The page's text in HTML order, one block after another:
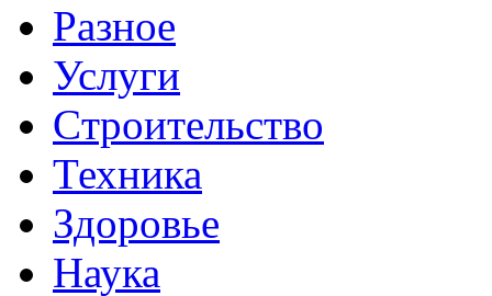
Разное
Услуги
Cтроительство
Техника
Здоровье
Наука